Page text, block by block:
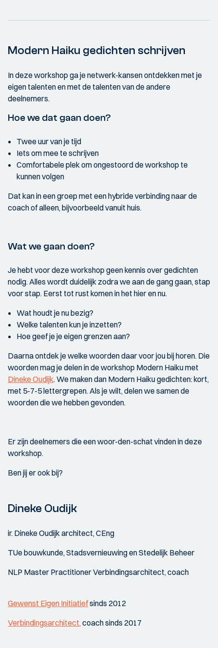
Modern Haiku gedichten schrijven
In deze workshop ga je netwerk-kansen ontdekken met je
eigen talenten en met de talenten van de andere
deelnemers.
Hoe we dat gaan doen?
Twee uur van je tijd
Iets om mee te schrijven
Comfortabele plek om ongestoord de workshop te
kunnen volgen
Dat kan in een groep met een hybride verbinding naar de
coach of alleen, bijvoorbeeld vanuit huis.
Wat we gaan doen?
Je hebt voor deze workshop geen kennis over gedichten
nodig. Alles wordt duidelijk zodra we aan de gang gaan, stap
voor stap. Eerst tot rust komen in het hier en nu.
Wat houdt je nu bezig?
Welke talenten kun je inzetten?
Hoe geef je je eigen grenzen aan?
Daarna ontdek je welke woorden daar voor jou bij horen. Die
woorden mag je delen in de workshop Modern Haiku met
Dineke Oudijk. We maken dan Modern Haiku gedichten: kort,
met 5-7-5 lettergrepen. Als je wilt, delen we samen de
woorden die we hebben gevonden.
Er zijn deelnemers die een woor-den-schat vinden in deze
workshop.
Ben jij er ook bij?
Dineke Oudijk
ir. Dineke Oudijk architect, CEng
TUe bouwkunde, Stadsvernieuwing en Stedelijk Beheer
NLP Master Practitioner Verbindingsarchitect, coach
Gewenst Eigen Initiatiefsinds 2012
Verbindingsarchitect, coach sinds 2017